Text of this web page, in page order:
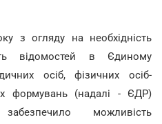
з огляду на необхідність
відомостей в Єдиному
осіб, фізичних осіб-
формувань (надалі - ЄДР)
можливість